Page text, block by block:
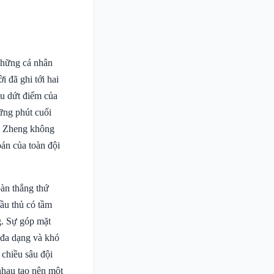
cá nhân
đã ghi tới hai
dứt điểm của
phút cuối
Zheng không
của toàn đội
thắng thứ
thủ có tầm
Sự góp mặt
dạng và khó
sâu đội
tạo nên một